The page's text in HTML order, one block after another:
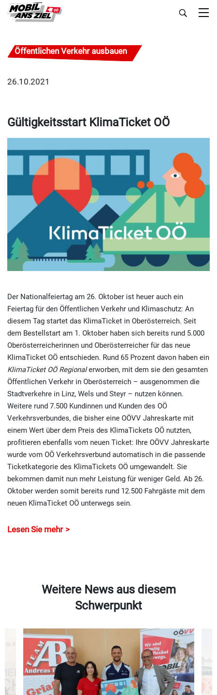
Öffentlichen Verkehr ausbauen
26.10.2021
Gültigkeitsstart KlimaTicket OÖ
Der Nationalfeiertag am 26. Oktober ist heuer auch ein
Feiertag für den Öffentlichen Verkehr und Klimaschutz: An
diesem Tag startet das KlimaTicket in Oberösterreich. Seit
dem Bestellstart am 1. Oktober haben sich bereits rund 5.000
Oberösterreicherinnen und Oberösterreicher für das neue
KlimaTicket OÖ entschieden. Rund 65 Prozent davon haben ein
KlimaTicket OÖ Regionalerworben, mit dem sie den gesamten
Öffentlichen Verkehr in Oberösterreich – ausgenommen die
Stadtverkehre in Linz, Wels und Steyr – nutzen können.
Weitere rund 7.500 Kundinnen und Kunden des OÖ
Verkehrsverbundes, die bisher eine OÖVV Jahreskarte mit
einem Wert über dem Preis des KlimaTickets OÖ nutzten,
profitieren ebenfalls vom neuen Ticket: Ihre OÖVV Jahreskarte
wurde vom OÖ Verkehrsverbund automatisch in die passende
Ticketkategorie des KlimaTickets OÖ umgewandelt. Sie
bekommen damit nun mehr Leistung für weniger Geld. Ab 26.
Oktober werden somit bereits rund 12.500 Fahrgäste mit dem
neuen KlimaTicket OÖ unterwegs sein.
Lesen Sie mehr
Weitere News aus diesem
Schwerpunkt